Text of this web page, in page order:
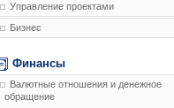
Управление проектами
Бизнес
Финансы
Валютные отношения и денежное
обращение